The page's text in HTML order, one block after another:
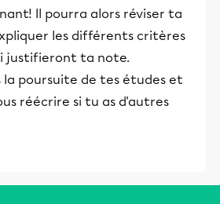
Il pourra alors réviser ta
les différents critères
justifieront ta note.
la poursuite de tes études et
réécrire si tu as d'autres